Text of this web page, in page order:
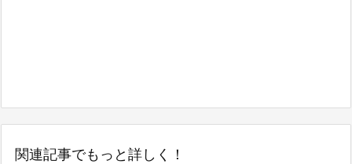
関連記事でもっと詳しく！